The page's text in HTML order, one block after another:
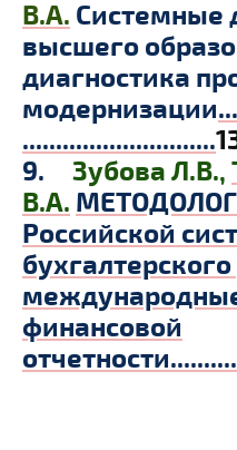
В.А. Системные
высшего
диагностика
модернизации
.............................
9.
Зубова Л.В.,
В.А.
Российской
финансовой